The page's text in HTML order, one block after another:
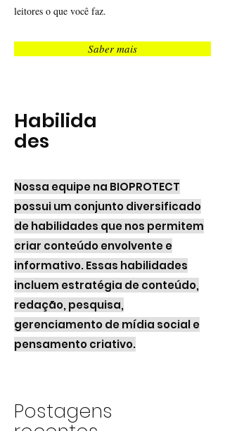
leitores o que você faz.
Saber mais
Habilida
des
Nossa equipe na BIOPROTECT
possui um conjunto diversificado
de habilidades que nos permitem
criar conteúdo envolvente e
informativo. Essas habilidades
incluem estratégia de conteúdo,
redação, pesquisa,
gerenciamento de mídia social e
pensamento criativo.
Postagens